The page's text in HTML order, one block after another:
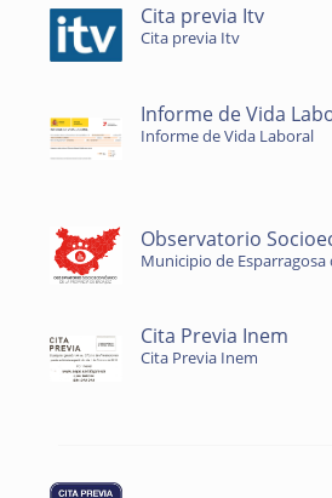
Cita previa Itv
Cita previa Itv
Informe de Vida
Informe de Vida Laboral
Observatorio
Municipio de Esparragosa
Cita Previa Inem
Cita Previa Inem